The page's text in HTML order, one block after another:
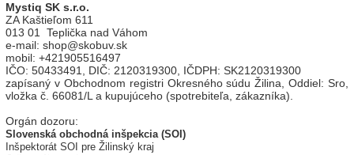
Mystiq SK s.r.o.
ZA Kaštieľom 611
013 01 Teplička nad Váhom
e-mail: shop@skobuv.sk
mobil: +421905516497
IČO: 50433491, DIČ: 2120319300, IČDPH: SK2120319300
zapísaný v Obchodnom registri Okresného súdu Žilina, Oddiel: Sro,
vložka č. 66081/L a kupujúceho (spotrebiteľa, zákazníka).
Orgán dozoru:
Slovenská obchodná inšpekcia (SOI)
Inšpektorát SOI pre Žilinský kraj